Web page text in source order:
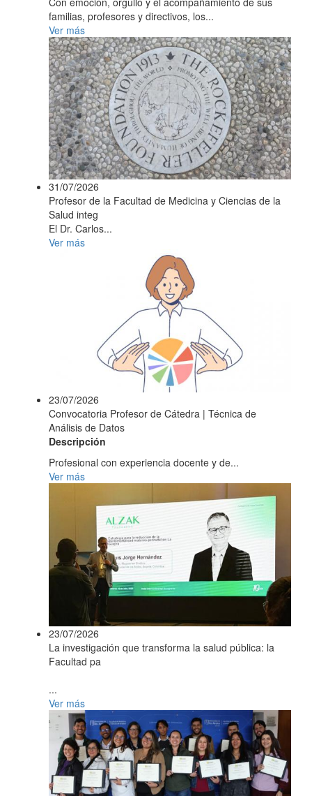
familias, profesores y directivos, los...
Ver más
31/07/2026
Profesor de la Facultad de Medicina y Ciencias de la
Salud integ
El Dr. Carlos...
Ver más
23/07/2026
Convocatoria Profesor de Cátedra | Técnica de
Análisis de Datos
Descripción
Profesional con experiencia docente y de...
Ver más
23/07/2026
La investigación que transforma la salud pública: la
Facultad pa
...
Ver más